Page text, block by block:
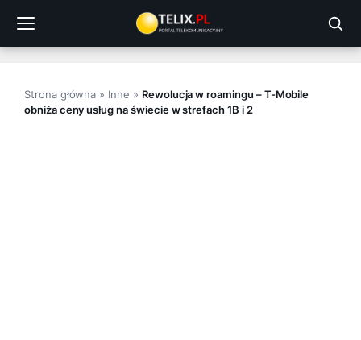
treści
Strona główna » Inne » Rewolucja w roamingu – T-Mobile
obniża ceny usług na świecie w strefach 1B i 2